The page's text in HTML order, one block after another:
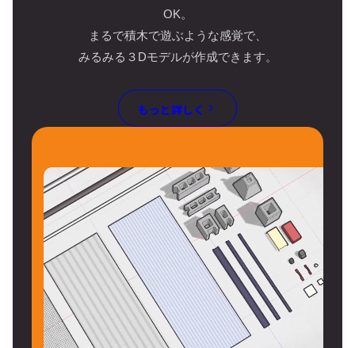
OK。
まるで積木で遊ぶような感覚で、
みるみる３Dモデルが作成できます。
もっと詳しく